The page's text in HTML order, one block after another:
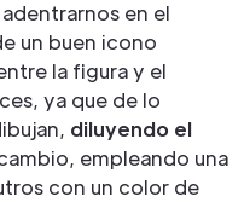
en el
un buen icono
la figura y el
ya que de lo
diluyendo el
empleando una
con un color de